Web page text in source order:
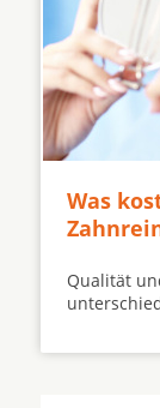
Was
Qualität